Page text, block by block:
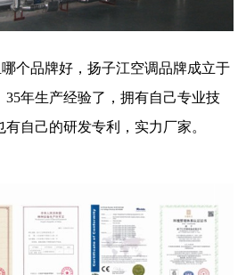
个品牌好，扬子江空调品牌成立于
35年生产经验了，拥有自己专业技
有自己的研发专利，实力厂家。